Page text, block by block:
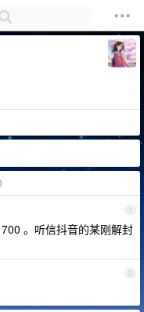
1
。听信抖音的某刚解封
2